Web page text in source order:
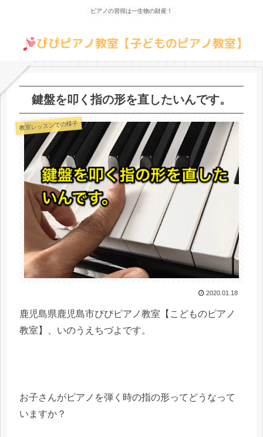
ピアノの習得は一生物の財産！
鍵盤を叩く指の形を直したいんです。
教室レッスンでの様子
2020.01.18
鹿児島県鹿児島市ぴぴピアノ教室【こどものピアノ
教室】、いのうえちづよです。
お子さんがピアノを弾く時の指の形ってどうなって
いますか？